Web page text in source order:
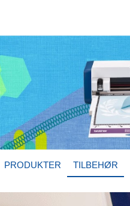
PRODUKTER TILBEHØR